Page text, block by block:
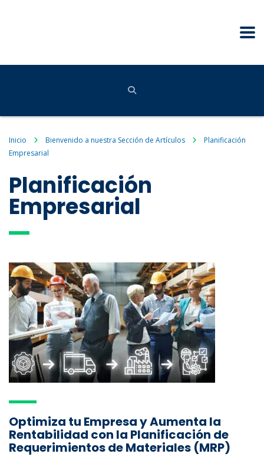
Inicio Bienvenido a nuestra Sección de Artículos
Planificación
Empresarial
Planificación
Empresarial
Optimiza tu Empresa y Aumenta la
Rentabilidad con la Planificación de
Requerimientos de Materiales (MRP)